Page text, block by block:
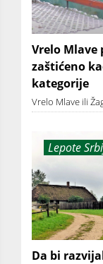
Vrelo
zaštićeno
kategorije
Vrelo Mlave ili
Lepote
Da bi